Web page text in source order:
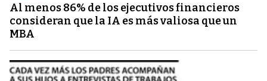
Al menos 86% de los ejecutivos financieros
consideran que la IA es más valiosa que un
MBA